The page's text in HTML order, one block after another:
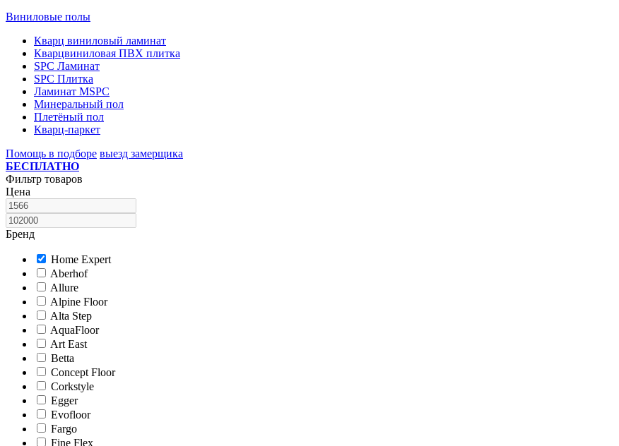
Виниловые полы
Кварц виниловый ламинат
Кварцвиниловая ПВХ плитка
SPC Ламинат
SPC Плитка
Ламинат MSPC
Минеральный пол
Плетёный пол
Кварц-паркет
Помощь в подборе выезд замерщика
БЕСПЛАТНО
Фильтр товаров
Цена
Бренд
Home Expert
Aberhof
Allure
Alpine Floor
Alta Step
AquaFloor
Art East
Betta
Concept Floor
Corkstyle
Egger
Evofloor
Fargo
Fine Flex